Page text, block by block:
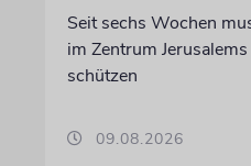
Seit sechs Wochen
im Zentrum
schützen
09.08.2026